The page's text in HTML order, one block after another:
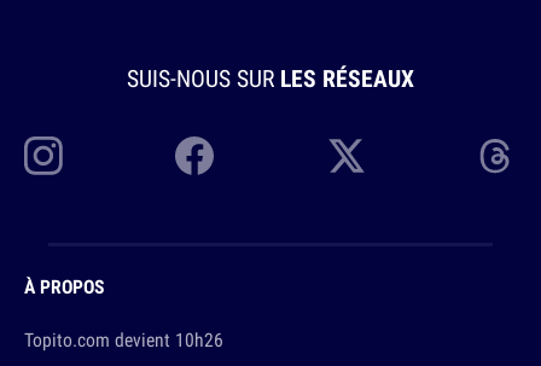
SUIS-NOUS SUR LES RÉSEAUX
À PROPOS
Topito.com devient 10h26